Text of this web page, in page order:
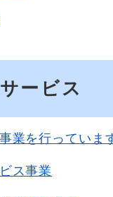
ービス
業を行っていま
ス事業